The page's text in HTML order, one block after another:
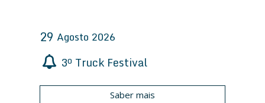
29 Agosto 2026
3º Truck Festival
Saber mais